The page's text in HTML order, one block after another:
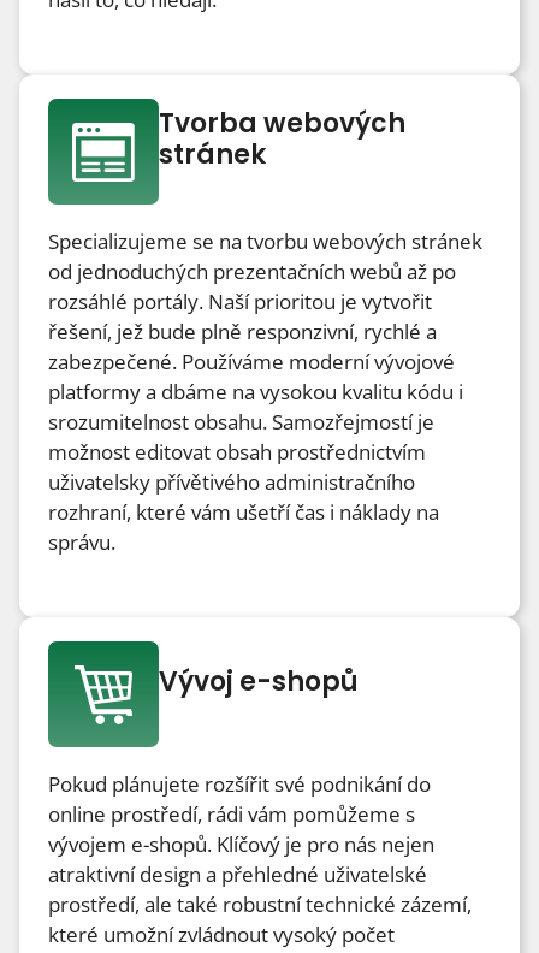
Tvorba webových
stránek
Specializujeme se na tvorbu webových stránek
od jednoduchých prezentačních webů až po
rozsáhlé portály. Naší prioritou je vytvořit
řešení, jež bude plně responzivní, rychlé a
zabezpečené. Používáme moderní vývojové
platformy a dbáme na vysokou kvalitu kódu i
srozumitelnost obsahu. Samozřejmostí je
možnost editovat obsah prostřednictvím
uživatelsky přívětivého administračního
rozhraní, které vám ušetří čas i náklady na
správu.
Vývoj e-shopů
Pokud plánujete rozšířit své podnikání do
online prostředí, rádi vám pomůžeme s
vývojem e-shopů. Klíčový je pro nás nejen
atraktivní design a přehledné uživatelské
prostředí, ale také robustní technické zázemí,
které umožní zvládnout vysoký počet